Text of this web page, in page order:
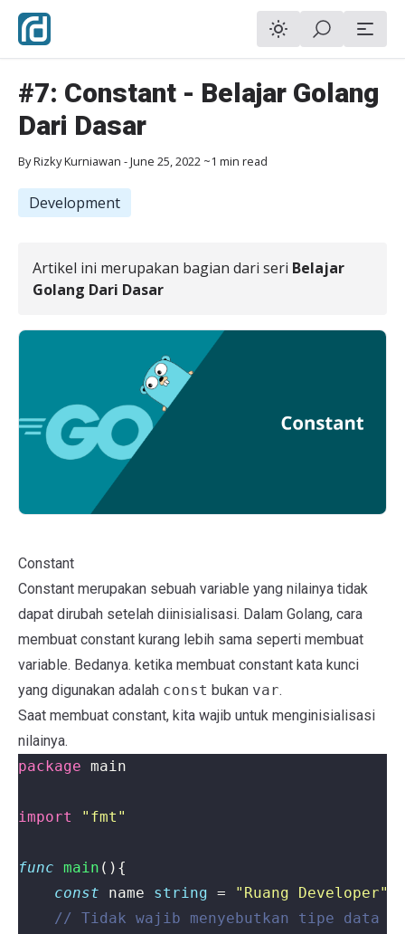
#7: Constant - Belajar Golang
Dari Dasar
ByRizky Kurniawan -June 25, 2022 ~1 min read
Development
Artikel ini merupakan bagian dari seri Belajar
Golang Dari Dasar
Constant
Constant merupakan sebuah variable yang nilainya tidak
dapat dirubah setelah diinisialisasi. Dalam Golang, cara
membuat constant kurang lebih sama seperti membuat
variable. Bedanya. ketika membuat constant kata kunci
yang digunakan adalah const bukan var.
Saat membuat constant, kita wajib untuk menginisialisasi
nilainya.
package main
import "fmt"
func main (){
const
name string =
"Ruang Developer"